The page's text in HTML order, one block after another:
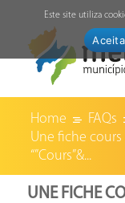
Home
FAQs
Une fiche
“”Cours”&...
UNE FICHE
Este site utiliza